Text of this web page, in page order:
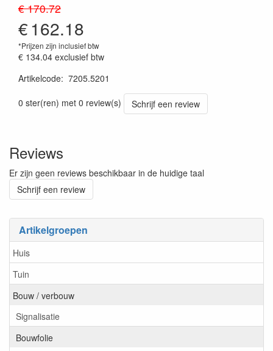
Artikelgroepen
Huis
Tuin
Bouw / verbouw
Signalisatie
Bouwfolie
€ 170.72
€162.18
*Prijzen zijn inclusief btw
€ 134.04 exclusief btw
Artikelcode: 7205.5201
0 ster(ren) met 0 review(s)
Schrijf een review
Reviews
Er zijn geen reviews beschikbaar in de huidige taal
Schrijf een review